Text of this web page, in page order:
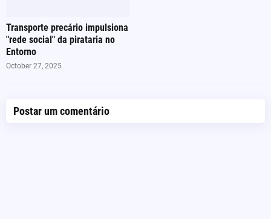
Transporte precário impulsiona
"rede social" da pirataria no
Entorno
October 27, 2025
Postar um comentário